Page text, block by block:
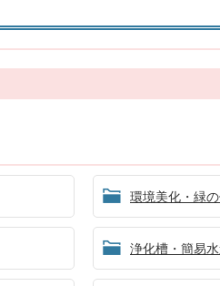
環境美化・緑
浄化槽・簡易